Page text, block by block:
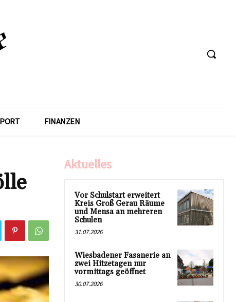
FINANZEN
Aktuelles
Vor Schulstart erweitert
Kreis Groß Gerau Räume
und Mensa an mehreren
Schulen
31.07.2026
Wiesbadener Fasanerie an
zwei Hitzetagen nur
vormittags geöffnet
30.07.2026